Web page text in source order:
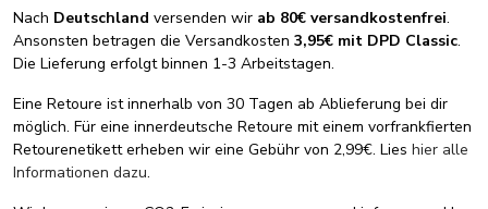
Nach Deutschland versenden wir ab 80€ versandkostenfrei.
Ansonsten betragen die Versandkosten 3,95€ mit DPD Classic.
Die Lieferung erfolgt binnen 1-3 Arbeitstagen.
Eine Retoure ist innerhalb von 30 Tagen ab Ablieferung bei dir
möglich. Für eine innerdeutsche Retoure mit einem vorfrankfierten
Retourenetikett erheben wir eine Gebühr von 2,99€. Lies hier alle
Informationen dazu.